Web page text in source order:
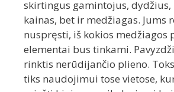
skirtingus gamintojus, dydžius,
kainas, bet ir medžiagas. Jums
nuspręsti, iš kokios medžiagos
elementai bus tinkami.
rinktis nerūdijančio plieno.
tiks naudojimui tose vietose,